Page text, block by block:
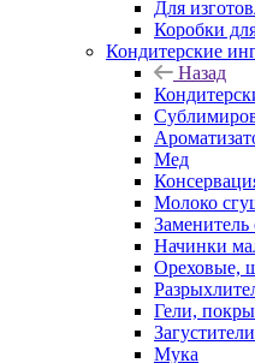
Для
Коробки
Кондитерские
Назад
Мед
Молоко
Заменитель
Начинки
Ореховые,
Гели,
Загустители
Мука